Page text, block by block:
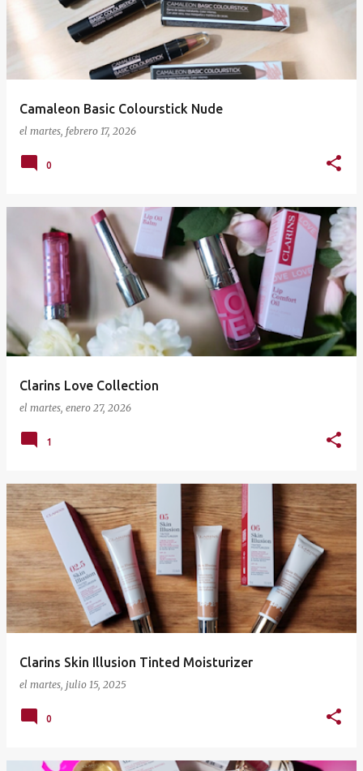
Camaleon Basic Colourstick Nude
el martes, febrero 17, 2026
0
Clarins Love Collection
el martes, enero 27, 2026
1
Clarins Skin Illusion Tinted Moisturizer
el martes, julio 15, 2025
0